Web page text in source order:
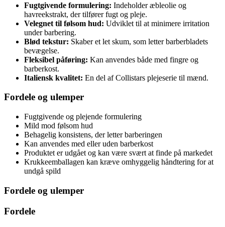
Fugtgivende formulering: Indeholder æbleolie og
havreekstrakt, der tilfører fugt og pleje.
Velegnet til følsom hud: Udviklet til at minimere irritation
under barbering.
Blød tekstur: Skaber et let skum, som letter barberbladets
bevægelse.
Fleksibel påføring: Kan anvendes både med fingre og
barberkost.
Italiensk kvalitet: En del af Collistars plejeserie til mænd.
Fordele og ulemper
Fugtgivende og plejende formulering
Mild mod følsom hud
Behagelig konsistens, der letter barberingen
Kan anvendes med eller uden barberkost
Produktet er udgået og kan være svært at finde på markedet
Krukkeemballagen kan kræve omhyggelig håndtering for at
undgå spild
Fordele og ulemper
Fordele